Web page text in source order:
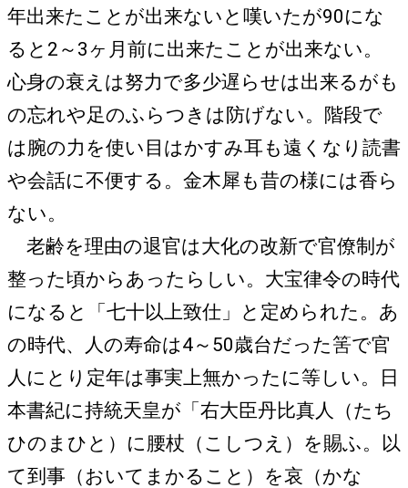
年出来たことが出来ないと嘆いたが90にな
ると2～3ヶ月前に出来たことが出来ない。
心身の衰えは努力で多少遅らせは出来るがも
の忘れや足のふらつきは防げない。階段で
は腕の力を使い目はかすみ耳も遠くなり読書
や会話に不便する。金木犀も昔の様には香ら
ない。
老齢を理由の退官は大化の改新で官僚制が
整った頃からあったらしい。大宝律令の時代
になると「七十以上致仕」と定められた。あ
の時代、人の寿命は4～50歳台だった筈で官
人にとり定年は事実上無かったに等しい。日
本書紀に持統天皇が「右大臣丹比真人（たち
ひのまひと）に腰杖（こしつえ）を賜ふ。以
て到事（おいてまかること）を哀（かな